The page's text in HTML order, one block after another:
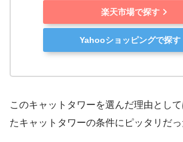
楽天市場で探す
Yahooショッピングで探す
このキャットタワーを選んだ理由とし
たキャットタワーの条件にピッタリだっ